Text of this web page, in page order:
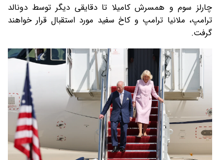
چارلز سوم و همسرش کامیلا تا دقایقی دیگر توسط دونالد
ترامپ، ملانیا ترامپ و کاخ سفید مورد استقبال قرار خواهند
گرفت.